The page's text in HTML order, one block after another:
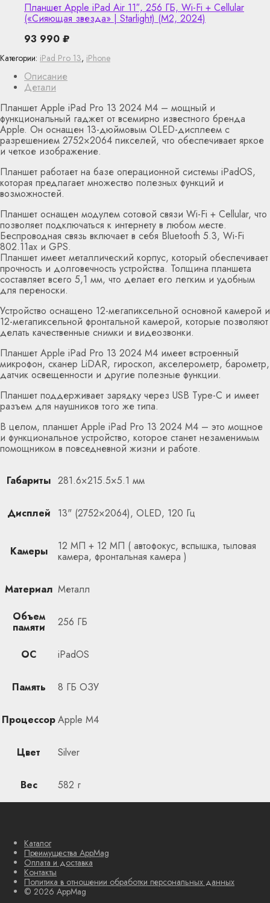
Описание
Детали
Планшет Apple iPad Pro 13 2024 M4 – мощный и
функциональный гаджет от всемирно известного бренда
Apple. Он оснащен 13-дюймовым OLED-дисплеем с
разрешением 2752×2064 пикселей, что обеспечивает яркое
и четкое изображение.
Планшет работает на базе операционной системы iPadOS,
которая предлагает множество полезных функций и
возможностей.
Планшет оснащен модулем сотовой связи Wi-Fi + Cellular, что
позволяет подключаться к интернету в любом месте.
Беспроводная связь включает в себя Bluetooth 5.3, Wi-Fi
802.11ax и GPS.
Планшет имеет металлический корпус, который обеспечивает
прочность и долговечность устройства. Толщина планшета
составляет всего 5,1 мм, что делает его легким и удобным
для переноски.
Устройство оснащено 12-мегапиксельной основной камерой и
12-мегапиксельной фронтальной камерой, которые позволяют
делать качественные снимки и видеозвонки.
Планшет Apple iPad Pro 13 2024 M4 имеет встроенный
микрофон, сканер LiDAR, гироскоп, акселерометр, барометр,
датчик освещенности и другие полезные функции.
Планшет поддерживает зарядку через USB Type-C и имеет
разъем для наушников того же типа.
В целом, планшет Apple iPad Pro 13 2024 M4 – это мощное
и функциональное устройство, которое станет незаменимым
помощником в повседневной жизни и работе.
Габариты 281.6×215.5×5.1 мм
Дисплей 13" (2752×2064), OLED, 120 Гц
Камеры 12 МП + 12 МП ( автофокус, вспышка, тыловая
камера, фронтальная камера )
Материал Металл
Объем
памяти 256 ГБ
ОС iPadOS
Память 8 ГБ ОЗУ
ПроцессорApple M4
Цвет Silver
Вес 582 г
Категории: iPad Pro 13, iPhone
Планшет Apple iPad Air 11″, 256 ГБ, Wi-Fi + Cellular
(«Сияющая звезда» | Starlight) (M2, 2024)
93 990 ₽
Каталог
Преимущества AppMag
Оплата и доставка
Контакты
Политика в отношении обработки персональных данных
© 2026 AppMag